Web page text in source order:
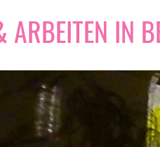
ARBEITEN IN